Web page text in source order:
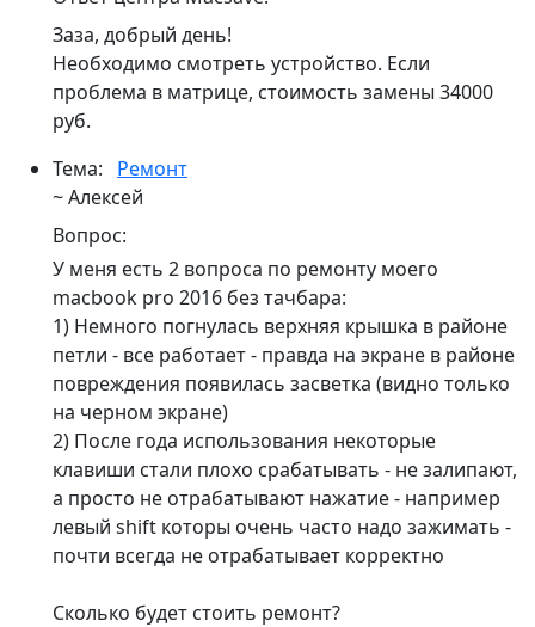
Заза, добрый день!
Необходимо смотреть устройство. Если
проблема в матрице, стоимость замены 34000
руб.
Тема:
Ремонт
~ Алексей
Вопрос:
У меня есть 2 вопроса по ремонту моего
macbook pro 2016 без тачбара:
1) Немного погнулась верхняя крышка в районе
петли - все работает - правда на экране в районе
повреждения появилась засветка (видно только
на черном экране)
2) После года использования некоторые
клавиши стали плохо срабатывать - не залипают,
а просто не отрабатывают нажатие - например
левый shift которы очень часто надо зажимать -
почти всегда не отрабатывает корректно
Сколько будет стоить ремонт?